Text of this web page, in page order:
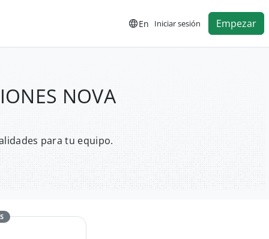
En Iniciar sesión Empezar
NOVA
para tu equipo.